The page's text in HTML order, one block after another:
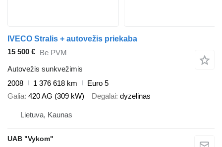
IVECO Stralis + autovežis priekaba
15 500 € Be PVM
Autovežis sunkvežimis
2008
1 376 618 km
Euro 5
Galia 420 AG (309 kW) Degalai dyzelinas
Lietuva, Kaunas
UAB "Vykom"